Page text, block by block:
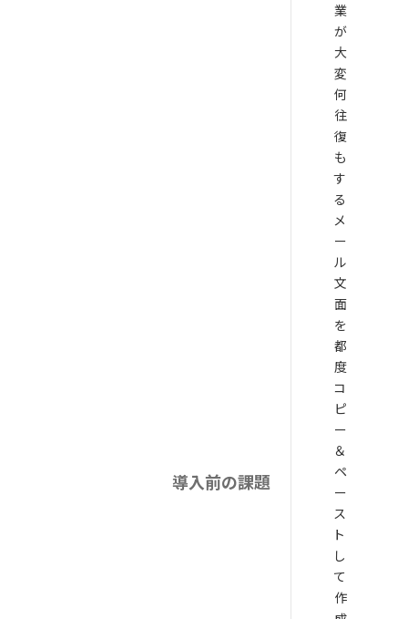
導入前の課題
業
が
大
変
何
往
復
も
す
る
メ
ー
ル
文
面
を
都
度
コ
ピ
ー
＆
ペ
ー
ス
ト
し
て
作